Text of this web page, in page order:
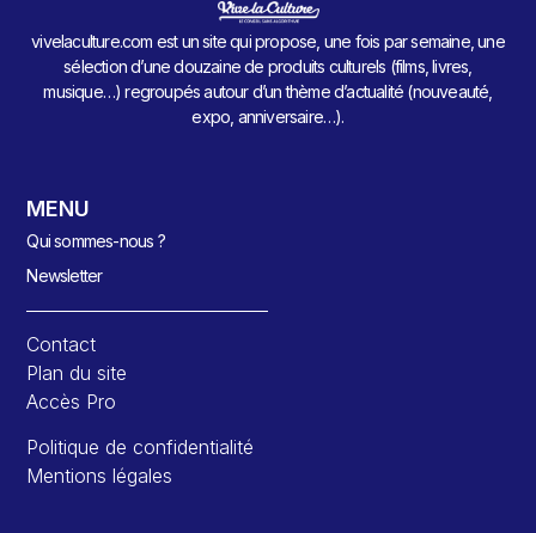
vivelaculture.com est un site qui propose, une fois par semaine, une
sélection d’une douzaine de produits culturels (films, livres,
musique…) regroupés autour d’un thème d’actualité (nouveauté,
expo, anniversaire…).
MENU
Qui sommes-nous ?
Newsletter
Contact
Plan du site
Accès Pro
Politique de confidentialité
Mentions légales